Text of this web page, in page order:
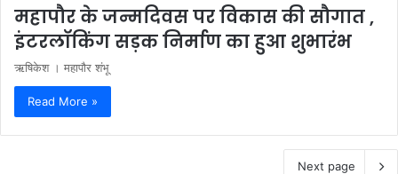
महापौर के जन्मदिवस पर विकास की सौगात ,
इंटरलॉकिंग सड़क निर्माण का हुआ शुभारंभ
ऋषिकेश । महापौर शंभू
Read More »
Next page